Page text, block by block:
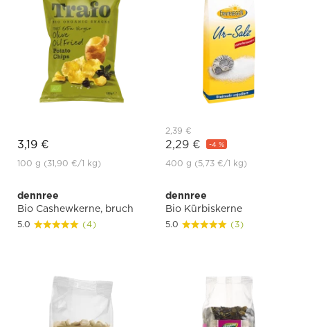
3,19 €
100 g (31,90 €/1 kg)
2,39 €
2,29 € -4 %
400 g (5,73 €/1 kg)
dennree
Bio Cashewkerne, bruch
5.0 (4)
dennree
Bio Kürbiskerne
5.0 (3)